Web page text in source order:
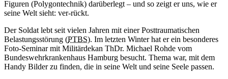
Figuren (Polygontechnik) darüberlegt – und so zeigt er uns, wie er
seine Welt sieht: ver-rückt.
Der Soldat lebt seit vielen Jahren mit einer Posttraumatischen
Belastungsstörung (PTBS). Im letzten Winter hat er ein besonderes
Foto-Seminar mit Militärdekan ThDr. Michael Rohde vom
Bundeswehrkrankenhaus Hamburg besucht. Thema war, mit dem
Handy Bilder zu finden, die in seine Welt und seine Seele passen.